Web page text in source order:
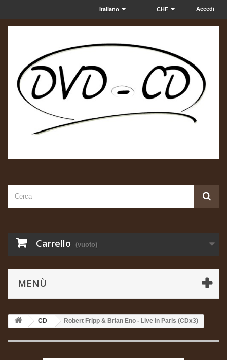
Accedi
CHF
Italiano
Carrello (vuoto)
MENÙ
CD Robert Fripp & Brian Eno - Live In Paris (CDx3)